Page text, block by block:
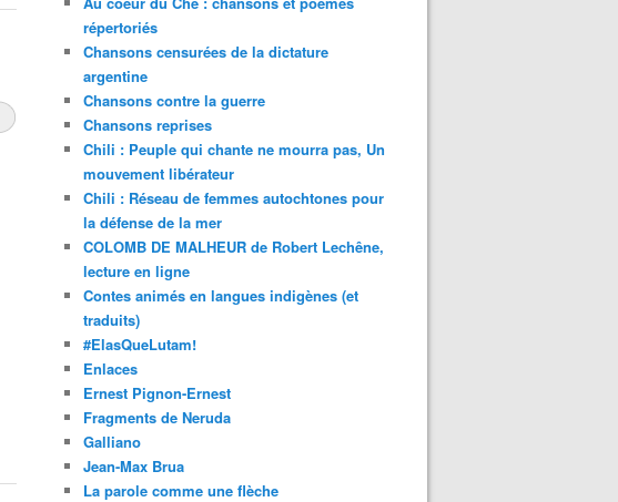
répertoriés
Chansons censurées de la dictature
argentine
Chansons contre la guerre
Chansons reprises
Chili : Peuple qui chante ne mourra pas, Un
mouvement libérateur
Chili : Réseau de femmes autochtones pour
la défense de la mer
COLOMB DE MALHEUR de Robert Lechêne,
lecture en ligne
Contes animés en langues indigènes (et
traduits)
#ElasQueLutam!
Enlaces
Ernest Pignon-Ernest
Fragments de Neruda
Galliano
Jean-Max Brua
La parole comme une flèche